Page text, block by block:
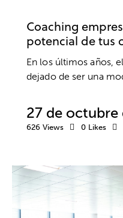
Coaching
potencial de tus
En los últimos años,
dejado de ser una
27 de octubre
626 Views 0 Likes